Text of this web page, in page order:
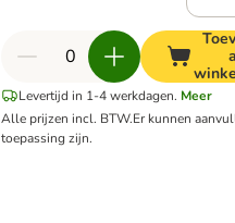
Levertijd in 1-4 werkdagen. Meer
Alle prijzen incl. BTW.Er kunnen
toepassing zijn.